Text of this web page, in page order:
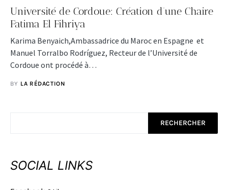
Université de Cordoue: Création d’une Chaire
Fatima El Fihriya
Karima Benyaich,Ambassadrice du Maroc en Espagne et
Manuel Torralbo Rodríguez, Recteur de l’Université de
Cordoue ont procédé à…
BY LA RÉDACTION
RECHERCHER
SOCIAL LINKS